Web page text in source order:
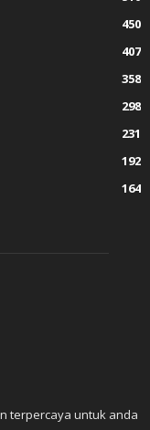
450
407
358
298
231
192
164
terpercaya untuk anda